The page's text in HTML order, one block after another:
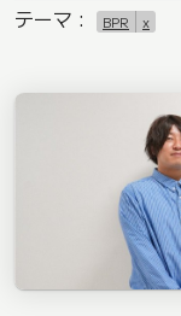
テーマ :
BPR x